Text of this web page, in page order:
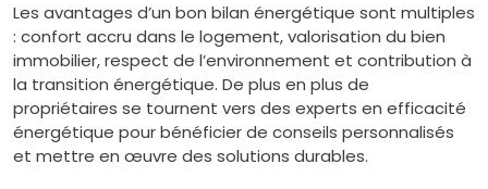
Les avantages d’un bon bilan énergétique sont multiples
: confort accru dans le logement, valorisation du bien
immobilier, respect de l’environnement et contribution à
la transition énergétique. De plus en plus de
propriétaires se tournent vers des experts en efficacité
énergétique pour bénéficier de conseils personnalisés
et mettre en œuvre des solutions durables.